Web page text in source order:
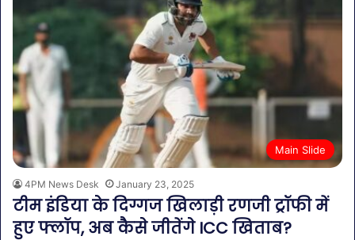
Main Slide
4PM News Desk January 23, 2025
टीम इंडिया के दिग्गज खिलाड़ी रणजी ट्रॉफी में
हुए फ्लॉप, अब कैसे जीतेंगे ICC खिताब?